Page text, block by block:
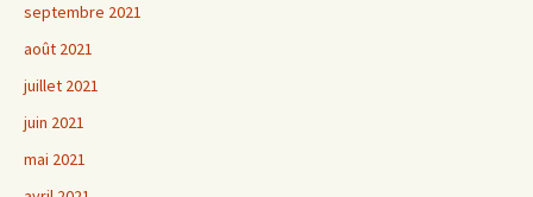
septembre 2021
août 2021
juillet 2021
juin 2021
mai 2021